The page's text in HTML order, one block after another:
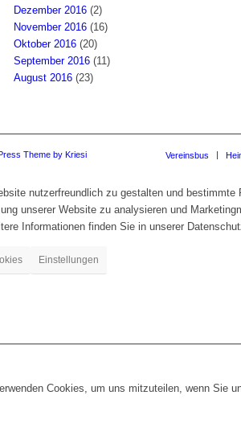
Dezember 2016 (2)
November 2016 (16)
Oktober 2016 (20)
September 2016 (11)
August 2016 (23)
Theme by Kriesi Vereinsbus
nutzerfreundlich zu gestalten und
unserer Website zu analysieren und
Informationen finden Sie in unserer
Einstellungen
Cookies, um uns mitzuteilen, wenn